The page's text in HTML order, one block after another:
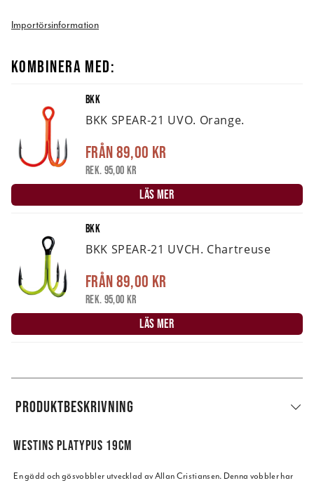
Importörsinformation
KOMBINERA MED:
BKK
BKK SPEAR-21 UVO. Orange.
Från89,00 kr
Rek. 95,00 kr
LÄS MER
BKK
BKK SPEAR-21 UVCH. Chartreuse
Från89,00 kr
Rek. 95,00 kr
LÄS MER
PRODUKTBESKRIVNING
WESTINS PLATYPUS 19CM
En gädd och gösvobbler utvecklad av Allan Cristiansen. Denna vobbler har